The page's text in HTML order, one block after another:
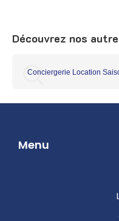
Découvrez nos
Conciergerie Location
Menu